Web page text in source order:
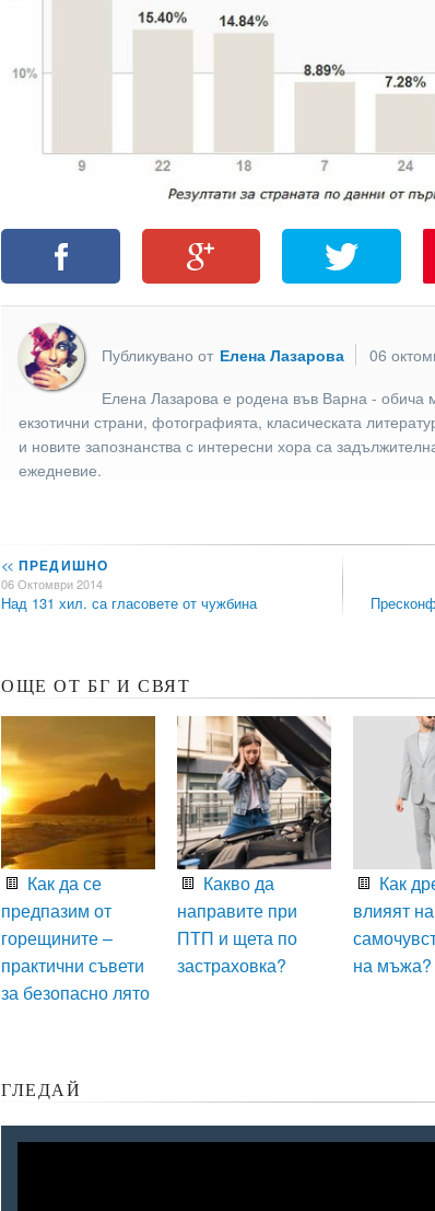
Публикувано от Елена Лазарова
06
Елена Лазарова е родена във Варна - обича
екзотични страни, фотографията, класическата
и новите запознанства с интересни хора са
ежедневие.
<< ПРЕДИШНО
06 Октомври 2014
Над 131 хил. са гласовете от чужбина
ОЩЕ ОТ БГ И СВЯТ
Как да се
предпазим от
горещините –
практични съвети
за безопасно лято
Какво да
направите при
ПТП и щета по
застраховка?
Как
влияят на
на мъжа?
ГЛЕДАЙ